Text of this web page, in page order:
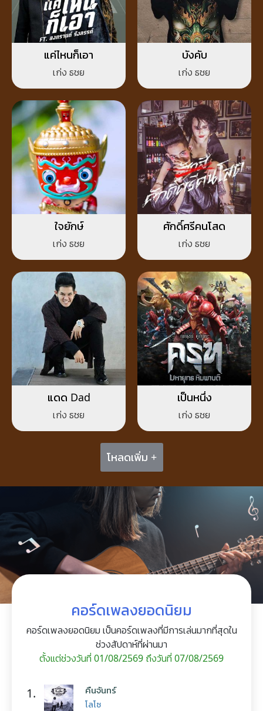
แค่ไหนก็เอา
เก่ง ธชย
บังคับ
เก่ง ธชย
ใจยักษ์
เก่ง ธชย
ศักดิ์ศรีคนโสด
เก่ง ธชย
แดด Dad
เก่ง ธชย
เป็นหนึ่ง
เก่ง ธชย
โหลดเพิ่ม +
คอร์ดเพลงยอดนิยม
คอร์ดเพลงยอดนิยม เป็นคอร์ดเพลงที่มีการเล่นมากที่สุดใน
ช่วงสัปดาห์ที่ผ่านมา
ตั้งแต่ช่วงวันที่ 01/08/2569 ถึงวันที่ 07/08/2569
1. คืนจันทร์
โลโซ